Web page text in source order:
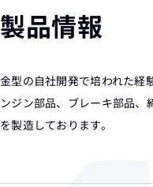
製品情報
金型の自社開発で培われた経
ンジン部品、ブレーキ部品、
を製造しております。